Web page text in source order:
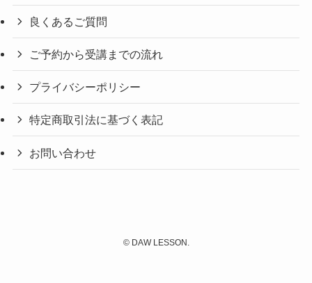
良くあるご質問
ご予約から受講までの流れ
プライバシーポリシー
特定商取引法に基づく表記
お問い合わせ
©DAW LESSON.